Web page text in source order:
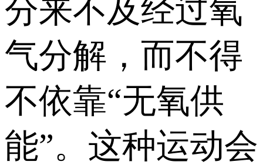
分来不及经过氧
气分解，而不得
不依靠“无氧供
能”。这种运动会